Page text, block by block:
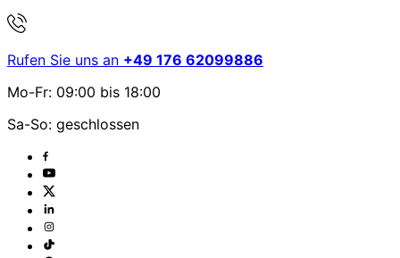
Rufen Sie uns an +49 176 62099886
Mo-Fr: 09:00 bis 18:00
Sa-So: geschlossen